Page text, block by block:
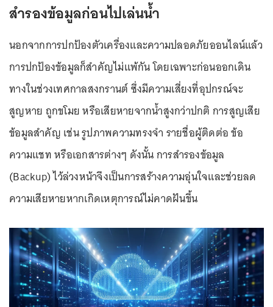
สำรองข้อมูลก่อนไปเล่นน้ำ
นอกจากการปกป้องตัวเครื่องและความปลอดภัยออนไลน์แล้ว
การปกป้องข้อมูลก็สำคัญไม่แพ้กัน โดยเฉพาะก่อนออกเดิน
ทางในช่วงเทศกาลสงกรานต์ ซึ่งมีความเสี่ยงที่อุปกรณ์จะ
สูญหาย ถูกขโมย หรือเสียหายจากน้ำสูงกว่าปกติ การสูญเสีย
ข้อมูลสำคัญ เช่น รูปภาพความทรงจำ รายชื่อผู้ติดต่อ ข้อ
ความแชท หรือเอกสารต่างๆ ดังนั้น การสำรองข้อมูล
(Backup) ไว้ล่วงหน้าจึงเป็นการสร้างความอุ่นใจและช่วยลด
ความเสียหายหากเกิดเหตุการณ์ไม่คาดฝันขึ้น